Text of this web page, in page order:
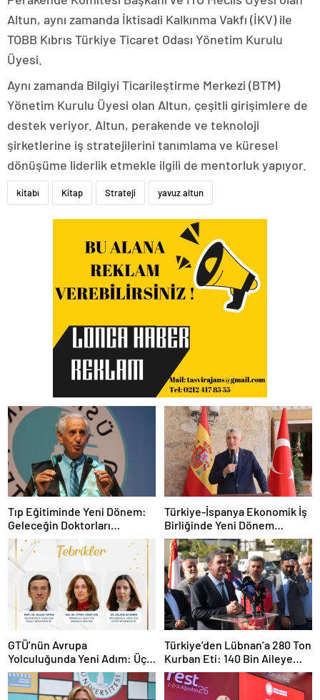
Altun, aynı zamanda İktisadi Kalkınma Vakfı (İKV) ile
TOBB Kıbrıs Türkiye Ticaret Odası Yönetim Kurulu
Üyesi.
Aynı zamanda Bilgiyi Ticarileştirme Merkezi (BTM)
Yönetim Kurulu Üyesi olan Altun, çeşitli girişimlere de
destek veriyor. Altun, perakende ve teknoloji
şirketlerine iş stratejilerini tanımlama ve küresel
dönüşüme liderlik etmekle ilgili de mentorluk yapıyor.
kitabı Kitap Strateji yavuz altun
Tıp Eğitiminde Yeni Dönem:
Geleceğin Doktorları
Teknolojiyi de Bilecek
Türkiye-İspanya Ekonomik İş
Birliğinde Yeni Dönem
Vurgusu
GTÜ’nün Avrupa
Yolculuğunda Yeni Adım: Üç
Proje, Üç Stratejik Hedef
Türkiye’den Lübnan’a 280 Ton
Kurban Eti: 140 Bin Aileye
Ulaştırılacak